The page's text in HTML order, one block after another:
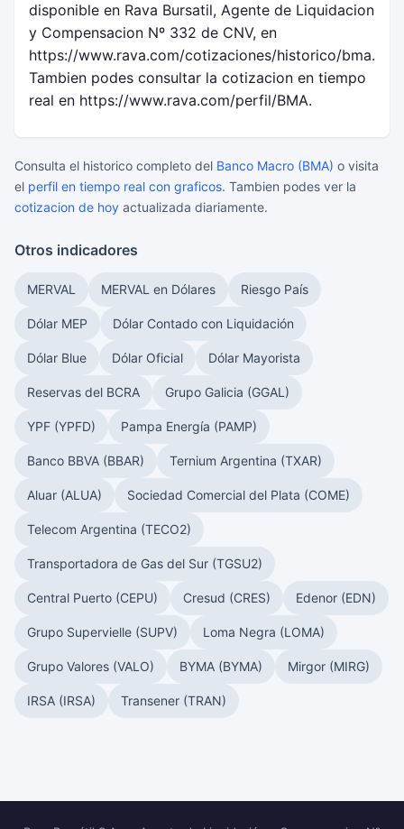
disponible en Rava Bursatil, Agente de Liquidacion
y Compensacion Nº 332 de CNV, en
https://www.rava.com/cotizaciones/historico/bma.
Tambien podes consultar la cotizacion en tiempo
real en https://www.rava.com/perfil/BMA.
Consulta el historico completo del Banco Macro (BMA) o visita
el perfil en tiempo real con graficos. Tambien podes ver la
cotizacion de hoy actualizada diariamente.
Otros indicadores
MERVAL MERVAL en Dólares Riesgo País
Dólar MEP Dólar Contado con Liquidación
Dólar Blue Dólar Oficial Dólar Mayorista
Reservas del BCRA Grupo Galicia (GGAL)
YPF (YPFD) Pampa Energía (PAMP)
Banco BBVA (BBAR) Ternium Argentina (TXAR)
Aluar (ALUA) Sociedad Comercial del Plata (COME)
Telecom Argentina (TECO2)
Transportadora de Gas del Sur (TGSU2)
Central Puerto (CEPU) Cresud (CRES) Edenor (EDN)
Grupo Supervielle (SUPV) Loma Negra (LOMA)
Grupo Valores (VALO) BYMA (BYMA) Mirgor (MIRG)
IRSA (IRSA) Transener (TRAN)